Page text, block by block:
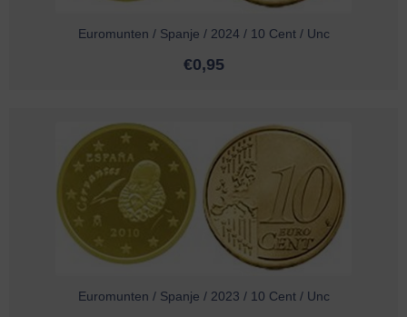
Euromunten / Spanje / 2024 / 10 Cent / Unc
€0,95
Euromunten / Spanje / 2023 / 10 Cent / Unc